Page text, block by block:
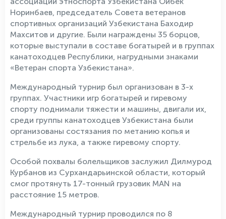
Норинбаев, председатель Совета ветеранов
спортивных организаций Узбекистана Баходир
Махситов и другие. Были награждены 35 борцов,
которые выступали в составе богатырей и в группах
канатоходцев Республики, нагрудными знаками
«Ветеран спорта Узбекистана».
Международный турнир был организован в 3-х
группах. Участники игр богатырей и гиревому
спорту поднимали тяжести и машины, двигали их,
среди группы канатоходцев Узбекистана были
организованы состязания по метанию копья и
стрельбе из лука, а также гиревому спорту.
Особой похвалы болельщиков заслужил Дилмурод
Курбанов из Сурхандарьинской области, который
смог протянуть 17-тонный грузовик MAN на
расстояние 15 метров.
Международный турнир проводился по 8